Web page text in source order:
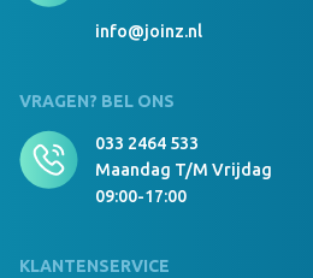
info@joinz.nl
VRAGEN? BEL ONS
033 2464 533
Maandag T/m Vrijdag
09:00-17:00
KLANTENSERVICE